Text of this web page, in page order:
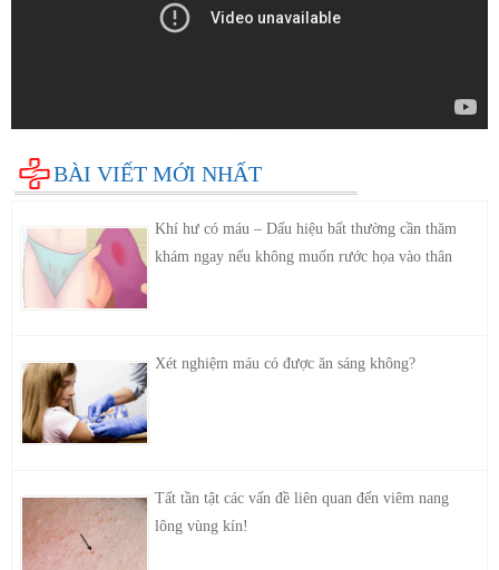
BÀI VIẾT MỚI NHẤT
Khí hư có máu – Dấu hiệu bất thường cần thăm
khám ngay nếu không muốn rước họa vào thân
Xét nghiệm máu có được ăn sáng không?
Tất tần tật các vấn đề liên quan đến viêm nang
lông vùng kín!